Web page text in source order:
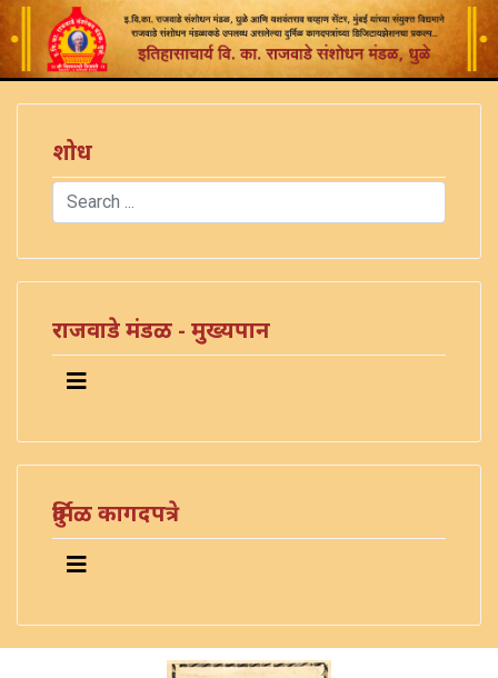
शोध
Search
राजवाडे मंडळ - मुख्यपान
दुर्मिळ कागदपत्रे